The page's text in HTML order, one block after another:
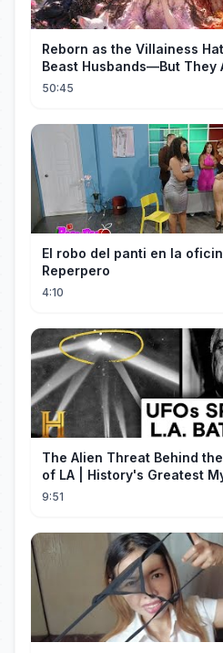
Reborn as the Villainess
Beast Husbands—But They
for Her!
50:45
El robo del panti en la
Reperpero
4:10
The Alien Threat Behind
of LA | History's Greatest
(S5)
9:51